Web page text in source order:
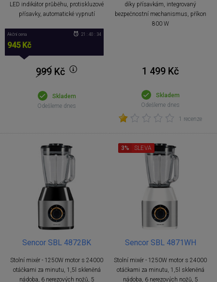
LED indikátor průběhu, protiskluzové
přísavky, automatické vypnutí
Akční cena
945 Kč
21 : 40 : 34
999 Kč
Skladem
Odešleme dnes
díky přísavkám, integrovaný
bezpečnostní mechanismus, příkon
800 W
1 499 Kč
Skladem
Odešleme dnes
1 recenze
Sencor SBL 4872BK
Stolní mixér - 1250W motor s 24000
otáčkami za minutu, 1,5l skleněná
nádoba, 6 nerezových nožů, 5
Sencor SBL 4871WH
Stolní mixér - 1250W motor s 24000
otáčkami za minutu, 1,5l skleněná
nádoba, 6 nerezových nožů, 5
3% SLEVA